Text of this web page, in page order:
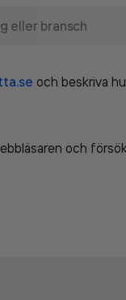
och beskriva
och